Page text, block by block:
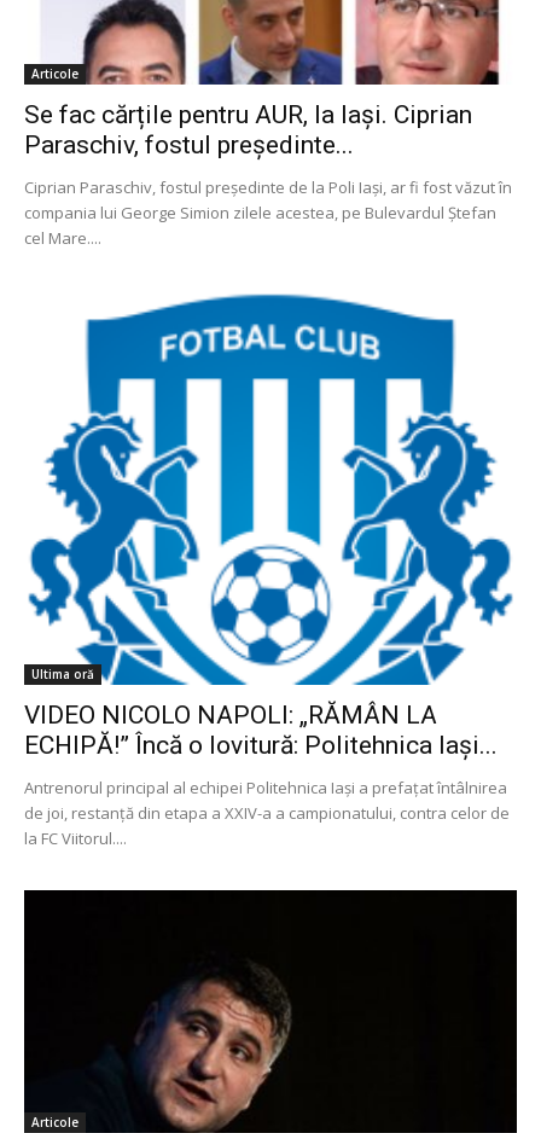
Articole
Se fac cărțile pentru AUR, la Iași. Ciprian
Paraschiv, fostul președinte...
Ciprian Paraschiv, fostul președinte de la Poli Iași, ar fi fost văzut în
compania lui George Simion zilele acestea, pe Bulevardul Ștefan
cel Mare....
Ultima oră
VIDEO NICOLO NAPOLI: „RĂMÂN LA
ECHIPĂ!” Încă o lovitură: Politehnica Iași...
Antrenorul principal al echipei Politehnica Iași a prefațat întâlnirea
de joi, restanță din etapa a XXIV-a a campionatului, contra celor de
la FC Viitorul....
Articole